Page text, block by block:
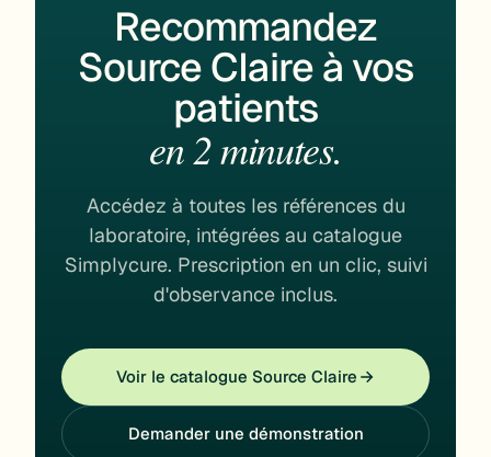
Recommandez
Source Claire à vos
patients
en 2 minutes.
Accédez à toutes les références du
laboratoire, intégrées au catalogue
Simplycure. Prescription en un clic, suivi
d'observance inclus.
Voir le catalogue Source Claire
Demander une démonstration